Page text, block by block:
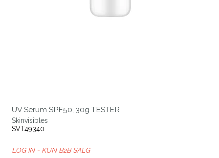
UV Serum SPF50, 30g TESTER
Skinvisibles
SVT49340
LOG IN - KUN B2B SALG